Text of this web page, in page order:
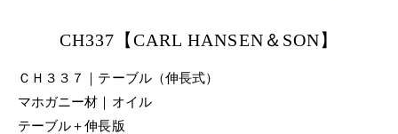
CH337【CARL HANSEN＆SON】
ＣＨ３３７｜テーブル（伸長式）
マホガニー材｜オイル
テーブル＋伸長版